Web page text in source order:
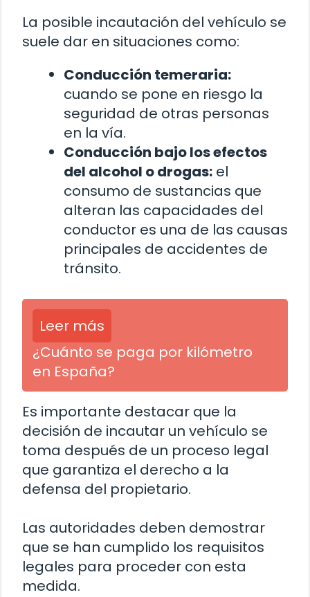
La posible incautación del vehículo se
suele dar en situaciones como:
Conducción temeraria:
cuando se pone en riesgo la
seguridad de otras personas
en la vía.
Conducción bajo los efectos
del alcohol o drogas: el
consumo de sustancias que
alteran las capacidades del
conductor es una de las causas
principales de accidentes de
tránsito.
Leer más
¿Cuánto se paga por kilómetro
en España?
Es importante destacar que la
decisión de incautar un vehículo se
toma después de un proceso legal
que garantiza el derecho a la
defensa del propietario.
Las autoridades deben demostrar
que se han cumplido los requisitos
legales para proceder con esta
medida.